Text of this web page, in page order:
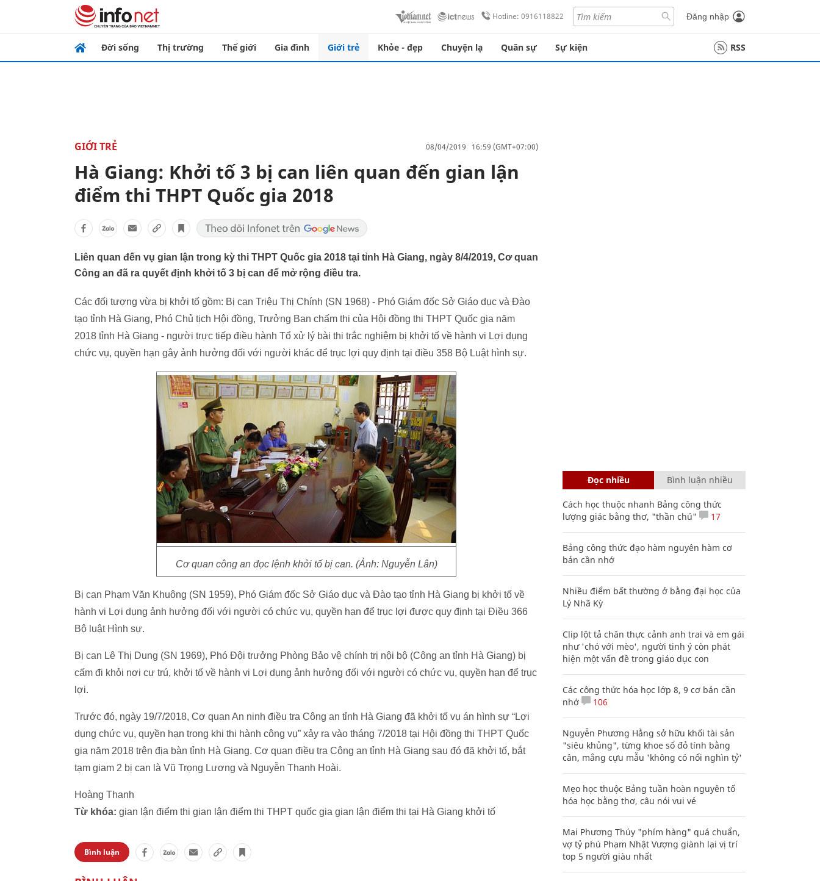
Hotline: 0916118822 Đăng nhập
Đời sống Thị trường Thế giới Gia đình Giới trẻ Khỏe - đẹp Chuyện lạ Quân sự Sự kiện RSS
GIỚI TRẺ 08/04/2019 16:59 (GMT+07:00)
Hà Giang: Khởi tố 3 bị can liên quan đến gian lận
điểm thi THPT Quốc gia 2018
Liên quan đến vụ gian lận trong kỳ thi THPT Quốc gia 2018 tại tỉnh Hà Giang, ngày 8/4/2019, Cơ quan
Công an đã ra quyết định khởi tố 3 bị can để mở rộng điều tra.
Các đối tượng vừa bị khởi tố gồm: Bị can Triệu Thị Chính (SN 1968) - Phó Giám đốc Sở Giáo dục và Đào
tạo tỉnh Hà Giang, Phó Chủ tịch Hội đồng, Trưởng Ban chấm thi của Hội đồng thi THPT Quốc gia năm
2018 tỉnh Hà Giang - người trực tiếp điều hành Tổ xử lý bài thi trắc nghiệm bị khởi tố về hành vi Lợi dụng
chức vụ, quyền hạn gây ảnh hưởng đối với người khác để trục lợi quy định tại điều 358 Bộ Luật hình sự.
Cơ quan công an đọc lệnh khởi tố bị can. (Ảnh: Nguyễn Lân)
Bị can Phạm Văn Khuông (SN 1959), Phó Giám đốc Sở Giáo dục và Đào tạo tỉnh Hà Giang bị khởi tố về
hành vi Lợi dụng ảnh hưởng đối với người có chức vụ, quyền hạn để trục lợi được quy định tại Điều 366
Bộ luật Hình sự.
Bị can Lê Thị Dung (SN 1969), Phó Đội trưởng Phòng Bảo vệ chính trị nội bộ (Công an tỉnh Hà Giang) bị
cấm đi khỏi nơi cư trú, khởi tố về hành vi Lợi dụng ảnh hưởng đối với người có chức vụ, quyền hạn để trục
lợi.
Trước đó, ngày 19/7/2018, Cơ quan An ninh điều tra Công an tỉnh Hà Giang đã khởi tố vụ án hình sự “Lợi
dụng chức vụ, quyền hạn trong khi thi hành công vụ” xảy ra vào tháng 7/2018 tại Hội đồng thi THPT Quốc
gia năm 2018 trên địa bàn tỉnh Hà Giang. Cơ quan điều tra Công an tỉnh Hà Giang sau đó đã khởi tố, bắt
tạm giam 2 bị can là Vũ Trọng Lương và Nguyễn Thanh Hoài.
Hoàng Thanh
Từ khóa: gian lận điểm thi gian lận điểm thi THPT quốc gia gian lận điểm thi tại Hà Giang khởi tố
Bình luận
Đọc nhiều Bình luận nhiều
Cách học thuộc nhanh Bảng công thức
lượng giác bằng thơ, "thần chú"
17
Bảng công thức đạo hàm nguyên hàm cơ
bản cần nhớ
Nhiều điểm bất thường ở bằng đại học của
Lý Nhã Kỳ
Clip lột tả chân thực cảnh anh trai và em gái
như 'chó với mèo', người tinh ý còn phát
hiện một vấn đề trong giáo dục con
Các công thức hóa học lớp 8, 9 cơ bản cần
nhớ
106
Nguyễn Phương Hằng sở hữu khối tài sản
"siêu khủng", từng khoe sổ đỏ tính bằng
cân, mắng cựu mẫu 'không có nổi nghìn tỷ'
Mẹo học thuộc Bảng tuần hoàn nguyên tố
hóa học bằng thơ, câu nói vui vẻ
Mai Phương Thúy "phím hàng" quá chuẩn,
vợ tỷ phú Phạm Nhật Vượng giành lại vị trí
top 5 người giàu nhất